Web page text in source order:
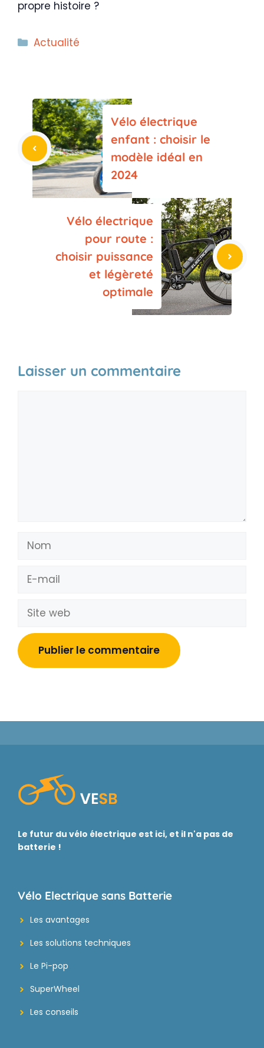
propre histoire ?
Catégories
Actualité
Vélo électrique
enfant : choisir le
modèle idéal en
2024
Vélo électrique
pour route :
choisir puissance
et légèreté
optimale
Laisser un commentaire
Nom
mail
Site
web
Le futur du vélo électrique est ici, et il n'a pas de
batterie !
Vélo Electrique sans Batterie
Les avantages
Les solutions techniques
Le Pi-pop
SuperWheel
Les conseils